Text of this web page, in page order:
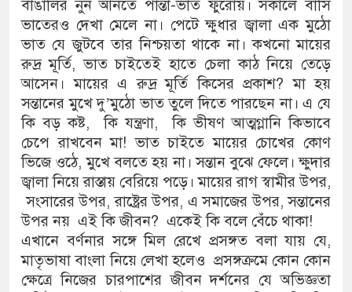
বাঙালির নুন আনতে পান্তা-ভাত ফুরোয়। সকালে বাসি
ভাতেরও দেখা মেলে না। পেটে ক্ষুধার জ্বালা এক মুঠো
ভাত যে জুটবে তার নিশ্চয়তা থাকে না। কখনো মায়ের
রুদ্র মূর্তি, ভাত চাইতেই হাতে চেলা কাঠ নিয়ে তেড়ে
আসেন। মায়ের এ রুদ্র মূর্তি কিসের প্রকাশ? মা হয়
সন্তানের মুখে দু’মুঠো ভাত তুলে দিতে পারছেন না। এ যে
কি বড় কষ্ট, কি যন্ত্রণা, কি ভীষণ আত্মগ্লানি কিভাবে
চেপে রাখবেন মা! ভাত চাইতে মায়ের চোখের কোণ
ভিজে ওঠে, মুখে বলতে হয় না। সন্তান বুঝে ফেলে। ক্ষুদার
জ্বালা নিয়ে রাস্তায় বেরিয়ে পড়ে। মায়ের রাগ স্বামীর উপর,
সংসারের উপর, রাষ্ট্রের উপর, এ সমাজের উপর, সন্তানের
উপর নয় এই কি জীবন? একেই কি বলে বেঁচে থাকা!
এখানে বর্ণনার সঙ্গে মিল রেখে প্রসঙ্গত বলা যায় যে,
মাতৃভাষা বাংলা নিয়ে লেখা হলেও প্রসঙ্গক্রমে কোন কোন
ক্ষেত্রে নিজের চারপাশের জীবন দর্শনের যে অভিজ্ঞতা